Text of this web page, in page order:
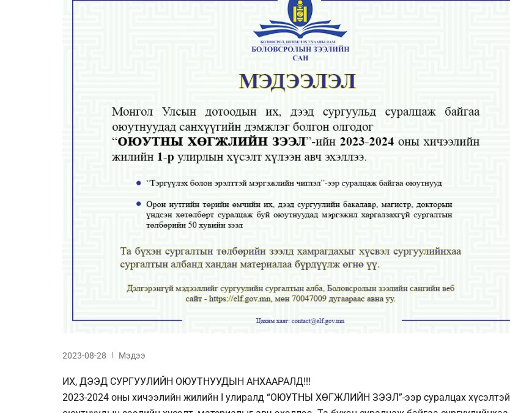
2023-08-28 Мэдээ
ИХ, ДЭЭД СУРГУУЛИЙН ОЮУТНУУДЫН АНХААРАЛД!!!
2023-2024 оны хичээлийн жилийн I улиралд “ОЮУТНЫ ХӨГЖЛИЙН ЗЭЭЛ”-ээр суралцах хүсэлтэй